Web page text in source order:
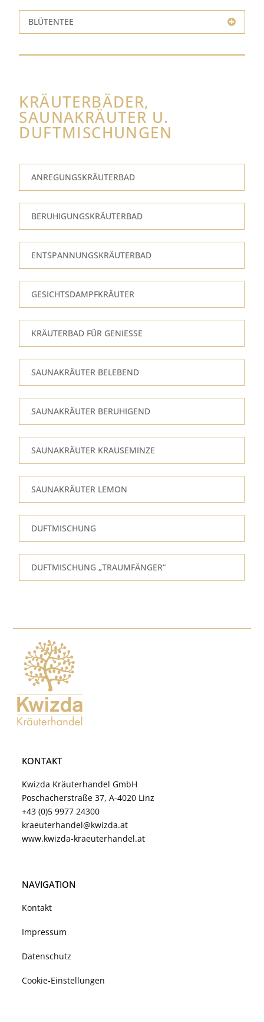
BLÜTENTEE
KRÄUTERBÄDER,
SAUNAKRÄUTER U.
DUFTMISCHUNGEN
ANREGUNGSKRÄUTERBAD
BERUHIGUNGSKRÄUTERBAD
ENTSPANNUNGSKRÄUTERBAD
GESICHTSDAMPFKRÄUTER
KRÄUTERBAD FÜR GENIESSE
SAUNAKRÄUTER BELEBEND
SAUNAKRÄUTER BERUHIGEND
SAUNAKRÄUTER KRAUSEMINZE
SAUNAKRÄUTER LEMON
DUFTMISCHUNG
DUFTMISCHUNG „TRAUMFÄNGER“
KONTAKT
Kwizda Kräuterhandel GmbH
Poschacherstraße 37, A-4020 Linz
+43 (0)5 9977 24300
kraeuterhandel@kwizda.at
www.kwizda-kraeuterhandel.at
NAVIGATION
Kontakt
Impressum
Datenschutz
Cookie-Einstellungen